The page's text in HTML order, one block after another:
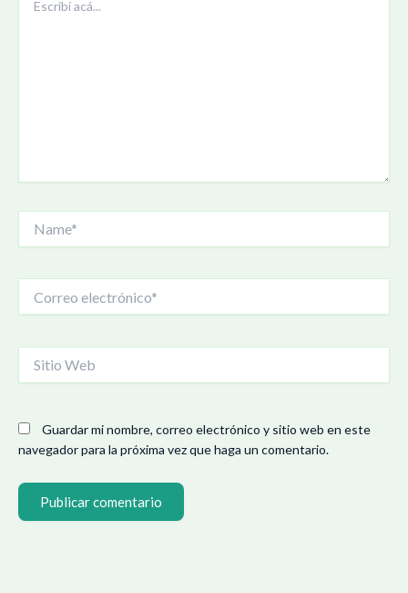
acá...
electrónico*
Web
Guardar mi nombre, correo electrónico y sitio web en este
navegador para la próxima vez que haga un comentario.